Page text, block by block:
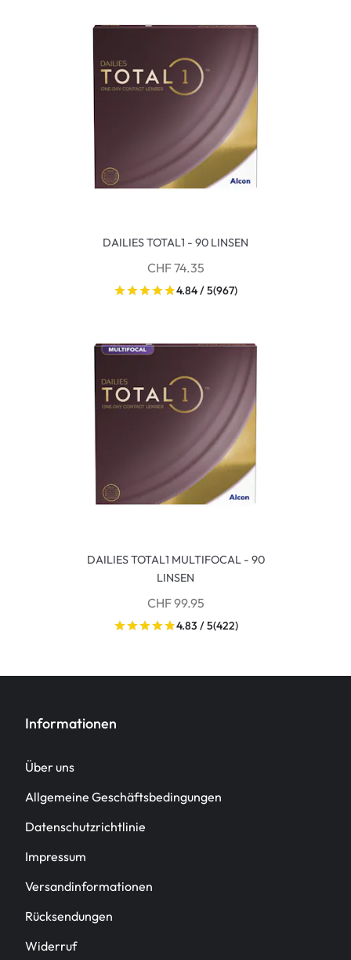
DAILIES TOTAL1 - 90 LINSEN
CHF 74.35
4.84 / 5(967)
DAILIES TOTAL1 MULTIFOCAL - 90
LINSEN
CHF 99.95
4.83 / 5(422)
Informationen
Über uns
Allgemeine Geschäftsbedingungen
Datenschutzrichtlinie
Impressum
Versandinformationen
Rücksendungen
Widerruf